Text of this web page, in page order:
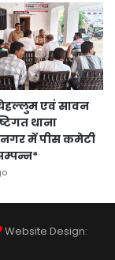
एवं सावन
थाना
में पीस कमेटी
Website Design: